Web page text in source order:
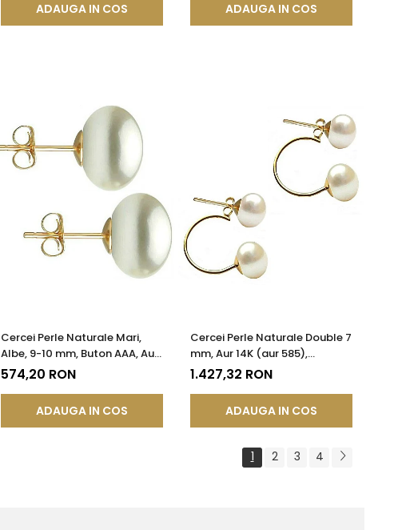
ADAUGA IN COS ADAUGA IN COS
Cercei Perle Naturale Mari,
Albe, 9-10 mm, Buton AAA, Aur
14K (aur 585), Tip Șurub |
574,20 RON
ADAUGA IN COS
Cercei Perle Naturale Double 7
mm, Aur 14K (aur 585),
Simetrici și Versatili |
1.427,32 RON
ADAUGA IN COS
1 2 3 4